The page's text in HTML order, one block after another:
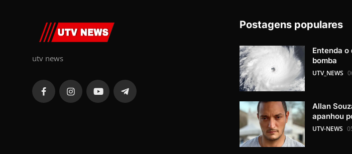
utv news
Postagens populares
Entenda
bomba
UTV_NEWS
Allan
apanhou
UTV-NEWS